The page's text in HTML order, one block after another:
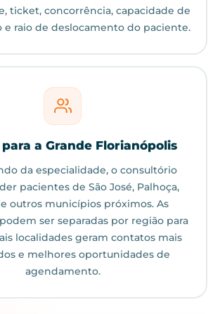
ticket, concorrência, capacidade de
raio de deslocamento do paciente.
a Grande Florianópolis
da especialidade, o consultório
pacientes de São José, Palhoça,
outros municípios próximos. As
ser separadas por região para
localidades geram contatos mais
e melhores oportunidades de
agendamento.